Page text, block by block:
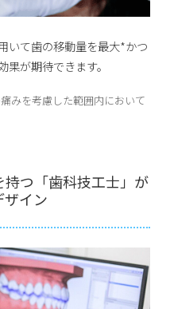
いて歯の移動量を最大*かつ
が期待できます。
みを考慮した範囲内において
持つ「歯科技工士」が
ザイン